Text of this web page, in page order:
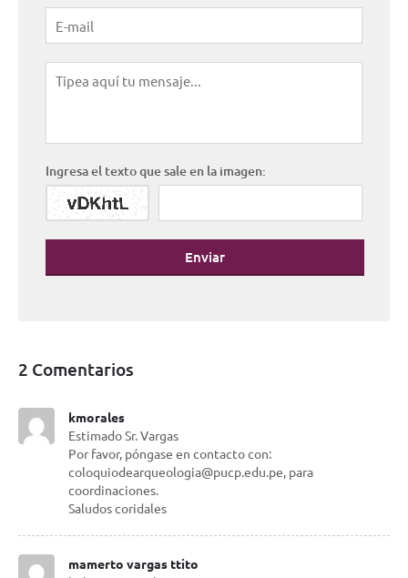
Ingresa el texto que sale en la imagen:
Enviar
2 Comentarios
kmorales
Estimado Sr. Vargas
Por favor, póngase en contacto con:
coloquiodearqueologia@pucp.edu.pe, para
coordinaciones.
Saludos coridales
mamerto vargas ttito